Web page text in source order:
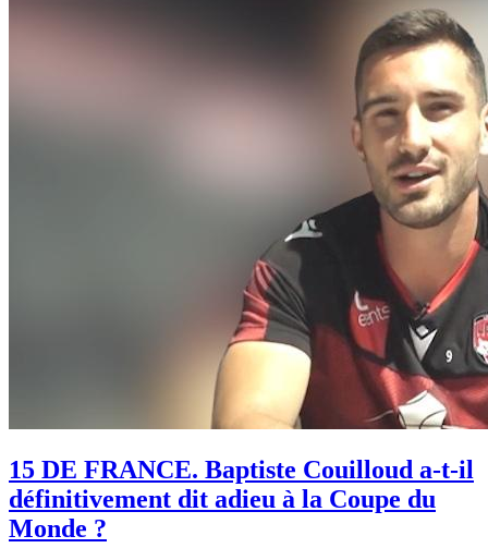
15 DE FRANCE. Baptiste Couilloud a-t-il
définitivement dit adieu à la Coupe du
Monde ?